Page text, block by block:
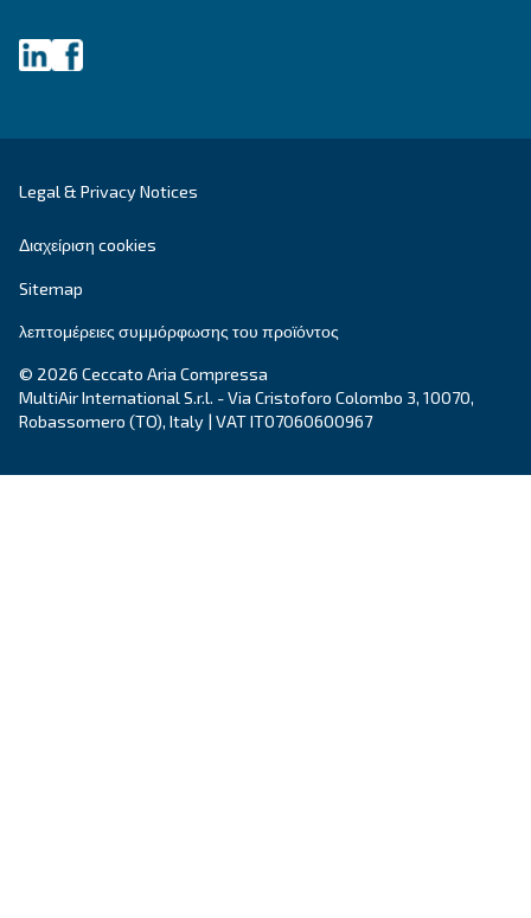
Κοχλιοφόροι αεροσυμπιεστές
Αεροσυμπιεστές χωρίς λάδι
Συστήματα ενίσχυσης
Συνεργάτης
Επικοινωνήστε με